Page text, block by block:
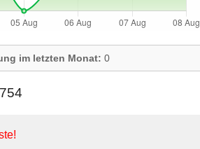
im letzten Monat: 0